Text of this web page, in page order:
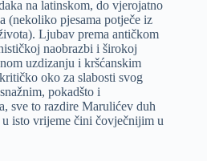
na latinskom, do vjerojatno
(nekoliko pjesama potječe iz
Ljubav prema antičkom
naobrazbi i širokoj
uzdizanju i kršćanskim
oko za slabosti svog
pokadšto i
sve to razdire Marulićev duh
isto vrijeme čini čovječnijim u